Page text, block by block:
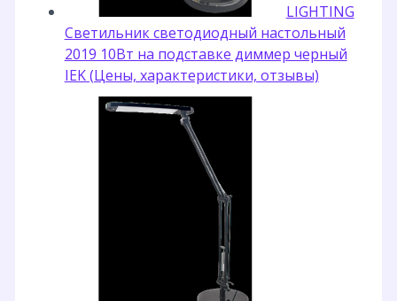
LIGHTING
Светильник светодиодный настольный
2019 10Вт на подставке диммер черный
IEK (Цены, характеристики, отзывы)